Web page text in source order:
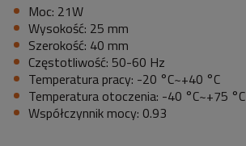
Moc: 21W
Wysokość: 25 mm
Szerokość: 40 mm
Częstotliwość: 50-60 Hz
Temperatura pracy: -20 °C~+40 °C
Temperatura otoczenia: -40 °C~+75 °C
Współczynnik mocy: 0.93